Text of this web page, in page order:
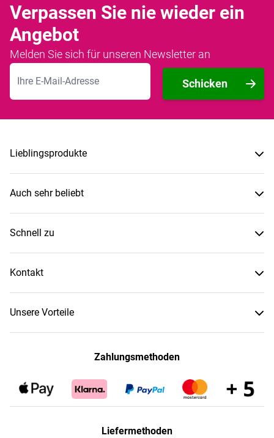
Verpassen Sie nie wieder ein
Angebot
Melden Sie sich für unseren Newsletter an
E-Mailadresse
Schicken
Lieblingsprodukte
Auch sehr beliebt
Schnell zu
Kontakt
Unsere Vorteile
Zahlungsmethoden
Liefermethoden